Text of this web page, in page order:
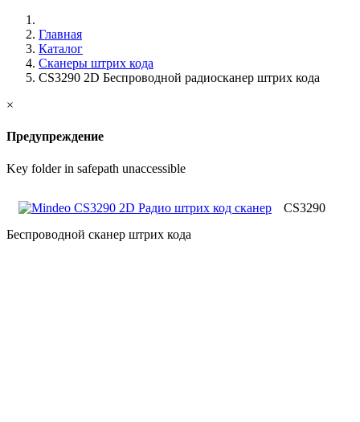
Главная
Каталог
Сканеры штрих кода
CS3290 2D Беспроводной радиосканер штрих кода
×
Предупреждение
Key folder in safepath unaccessible
CS3290
Беспроводной сканер штрих кода